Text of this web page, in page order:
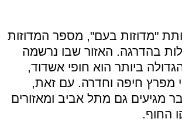
"מדוזות בעם", מספר המדוזות
בהדרגה. האזור שבו נרשמה
ביותר הוא חופי אשדוד,
מפרץ חיפה וחדרה. עם זאת,
מגיעים גם מתל אביב ומאזורים
החוף.